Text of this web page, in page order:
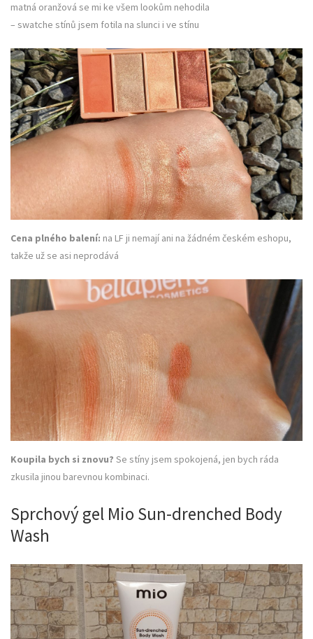
matná oranžová se mi ke všem lookům nehodila
– swatche stínů jsem fotila na slunci i ve stínu
Cena plného balení: na LF ji nemají ani na žádném českém eshopu,
takže už se asi neprodává
Koupila bych si znovu? Se stíny jsem spokojená, jen bych ráda
zkusila jinou barevnou kombinaci.
Sprchový gel Mio Sun-drenched Body
Wash